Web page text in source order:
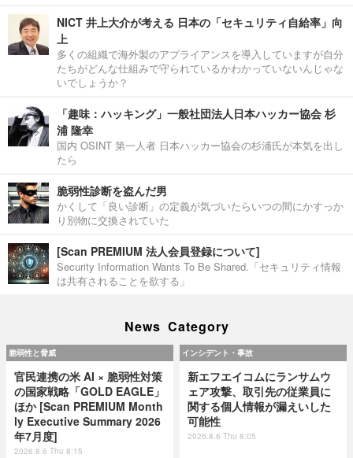
NICT 井上大介が考える 日本の「セキュリティ自給率」向
上
多くの組織で海外製のアプライアンスを導入していますが自分
たちがどんな仕組みで守られているかわかっていないんじゃな
いでしょうか？
「趣味：ハッキング」一般社団法人日本ハッカー協会 杉
浦 隆幸
国内 OSINT 第一人者 日本ハッカー協会の杉浦氏が本気を出し
たら
脆弱性診断を盗んだ男
かくして「良い診断」の定義が気づいたらいつの間にかすっか
り別物に交換されていた
[Scan PREMIUM 法人会員登録について]
Security Information Wants To Be Shared.「セキュリティ情報
は共有されることを欲する」
News Category
脆弱性と脅威
官民連携の米 AI × 脆弱性対策
の国家戦略「GOLD EAGLE」
ほか [Scan PREMIUM Month
ly Executive Summary 2026
年7月度]
2026.8.6 Thu 8:15
インシデント・事故
新エフエイコムにランサムウ
ェア攻撃、取引先の従業員に
関する個人情報が漏えいした
可能性
2026.8.6 Thu 8:05